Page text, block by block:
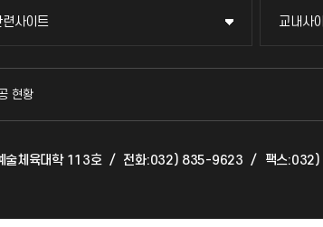
련사이트
련사이트
방헬프콜
학협력단
교내사
교내사
교수회
국제교
현황
술체육대학 113호 / 전화:032) 835-9623 / 팩스